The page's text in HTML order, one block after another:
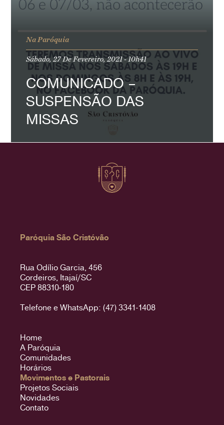
Na Paróquia
Sábado, 27 De Fevereiro, 2021 - 10h41
COMUNICADO –
SUSPENSÃO DAS
MISSAS
Paróquia São Cristóvão
Rua Odílio Garcia, 456
Cordeiros, Itajaí/SC
CEP 88310-180
Telefone e WhatsApp: (47) 3341-1408
Home
A Paróquia
Comunidades
Horários
Movimentos e Pastorais
Projetos Sociais
Novidades
Contato